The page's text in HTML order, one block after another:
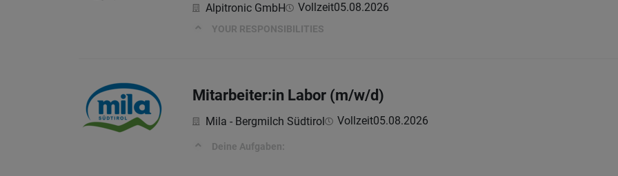
Alpitronic GmbH Vollzeit05.08.2026
YOUR RESPONSIBILITIES
Mitarbeiter:in Labor (m/w/d)
Mila - Bergmilch Südtirol Vollzeit05.08.2026
Deine Aufgaben: